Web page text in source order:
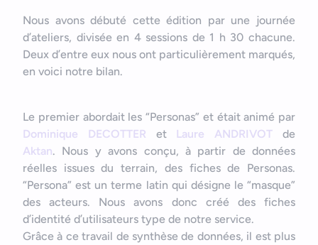
Nous avons débuté cette édition par une journée
d’ateliers, divisée en 4 sessions de 1 h 30 chacune.
Deux d’entre eux nous ont particulièrement marqués,
en voici notre bilan.
Le premier abordait les “Personas” et était animé par
Dominique DECOTTER et Laure ANDRIVOT de
Aktan. Nous y avons conçu, à partir de données
réelles issues du terrain, des fiches de Personas.
“Persona” est un terme latin qui désigne le “masque”
des acteurs. Nous avons donc créé des fiches
d’identité d’utilisateurs type de notre service.
Grâce à ce travail de synthèse de données, il est plus
Bonjour, je suis Zel, votre assistant. Comment puis-je vous
aider ?